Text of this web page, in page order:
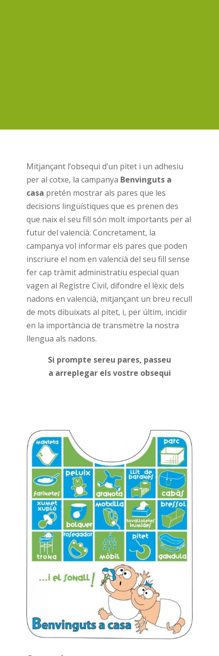
Mitjançant l’obsequi d’un pitet i un adhesiu
per al cotxe, la campanya Benvinguts a
casa pretén mostrar als pares que les
decisions lingüístiques que es prenen des
que naix el seu fill són molt importants per al
futur del valencià. Concretament, la
campanya vol informar els pares que poden
inscriure el nom en valencià del seu fill sense
fer cap tràmit administratiu especial quan
vagen al Registre Civil, difondre el lèxic dels
nadons en valencià, mitjançant un breu recull
de mots dibuixats al pitet, i, per últim, incidir
en la importància de transmetre la nostra
llengua als nadons.
Si prompte sereu pares, passeu
a arreplegar els vostre obsequi